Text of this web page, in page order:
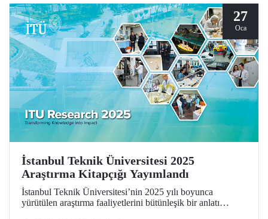
27
Oca
İstanbul Teknik Üniversitesi 2025
Araştırma Kitapçığı Yayımlandı
İstanbul Teknik Üniversitesi’nin 2025 yılı boyunca
yürütülen araştırma faaliyetlerini bütünleşik bir anlatı